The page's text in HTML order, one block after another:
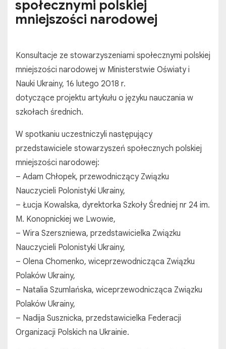
społecznymi polskiej
mniejszości narodowej
Konsultacje ze stowarzyszeniami społecznymi polskiej
mniejszości narodowej w Ministerstwie Oświaty i
Nauki Ukrainy, 16 lutego 2018 r.
dotyczące projektu artykułu o języku nauczania w
szkołach średnich.
W spotkaniu uczestniczyli następujący
przedstawiciele stowarzyszeń społecznych polskiej
mniejszości narodowej:
– Adam Chłopek, przewodniczący Związku
Nauczycieli Polonistyki Ukrainy,
– Łucja Kowalska, dyrektorka Szkoły Średniej nr 24 im.
M. Konopnickiej we Lwowie,
– Wira Szerszniewa, przedstawicielka Związku
Nauczycieli Polonistyki Ukrainy,
– Olena Chomenko, wiceprzewodnicząca Związku
Polaków Ukrainy,
– Natalia Szumlańska, wiceprzewodnicząca Związku
Polaków Ukrainy,
– Nadija Susznicka, przedstawicielka Federacji
Organizacji Polskich na Ukrainie.